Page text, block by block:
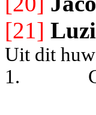
[21]
Uit dit
1.